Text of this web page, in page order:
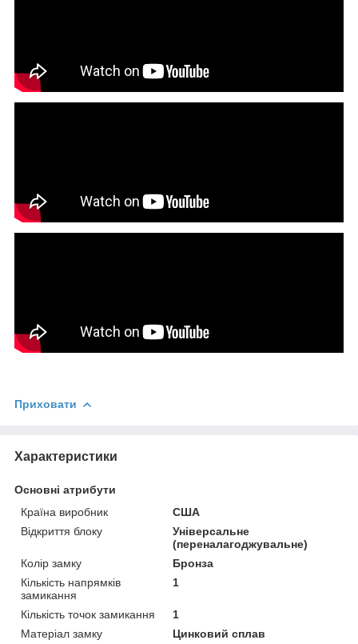
Приховати
Характеристики
Основні атрибути
Країна виробник
США
Відкриття блоку
Універсальне
(переналагоджувальне)
Колір замку
Бронза
Кількість напрямків
замикання
1
Кількість точок замикання
1
Матеріал замку
Цинковий сплав